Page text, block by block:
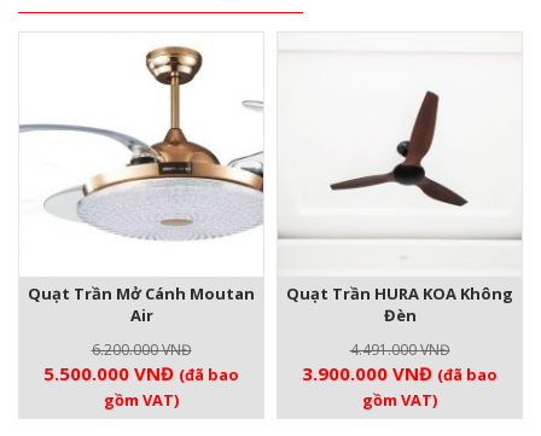
Quạt Trần Mở Cánh Moutan
Air
6.200.000VNĐ
Giá
là:
5.500.000 VNĐGiá
hiện
tại
(đã bao
gồm VAT)
Quạt Trần HURA KOA Không
Đèn
4.491.000VNĐ
Giá
là:
3.900.000 VNĐGiá
hiện
tại
(đã bao
gồm VAT)